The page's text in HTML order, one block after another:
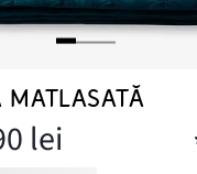
MATLASATĂ
lei